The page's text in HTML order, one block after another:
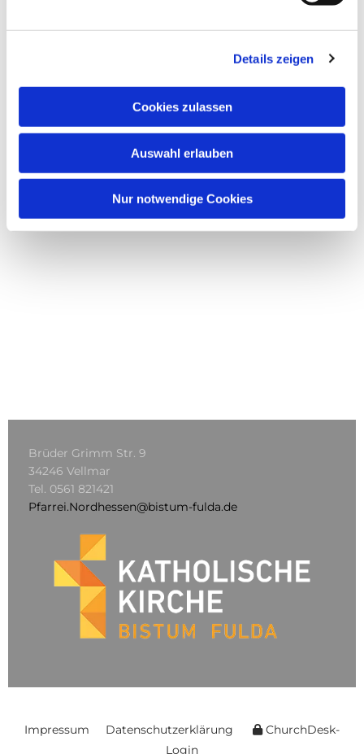
Details zeigen
Cookies zulassen
Auswahl erlauben
Nur notwendige Cookies
Brüder Grimm Str. 9
34246 Vellmar
Tel. 0561 821421
Pfarrei.Nordhessen@bistum-fulda.de
Impressum Datenschutzerklärung
ChurchDesk-
Login